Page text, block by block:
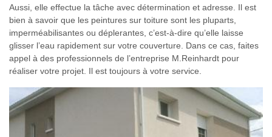
Aussi, elle effectue la tâche avec détermination et adresse. Il est
bien à savoir que les peintures sur toiture sont les pluparts,
imperméabilisantes ou déplerantes, c’est-à-dire qu’elle laisse
glisser l’eau rapidement sur votre couverture. Dans ce cas, faites
appel à des professionnels de l’entreprise M.Reinhardt pour
réaliser votre projet. Il est toujours à votre service.